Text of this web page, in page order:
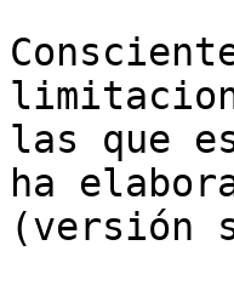
las que
ha
(versión